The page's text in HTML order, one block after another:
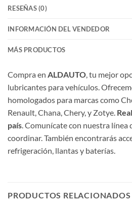
RESEÑAS (0)
INFORMACIÓN DEL VENDEDOR
MÁS PRODUCTOS
Compra en ALDAUTO , tu mejor
lubricantes para vehículos.
homologados para marcas como
Renault, Chana, Chery, y Zotye.
país . Comunícate con nuestra línea
coordinar. También encontrarás
refrigeración, llantas y baterías.
PRODUCTOS RELACIONADOS